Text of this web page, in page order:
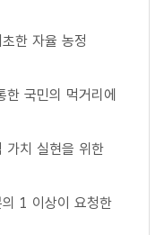
한 자율 농정
국민의 먹거리에
가치 실현을 위한
1 이상이 요청한